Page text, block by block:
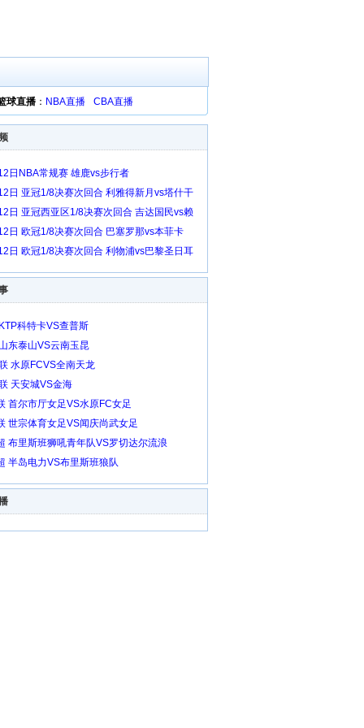
球直播 ： NBA直播 CBA直播
日NBA常规赛 雄鹿vs步行者
日 亚冠1/8决赛次回合 利雅得新月vs塔什干
日 亚冠西亚区1/8决赛次回合 吉达国民vs赖
日 欧冠1/8决赛次回合 巴塞罗那vs本菲卡
日 欧冠1/8决赛次回合 利物浦vs巴黎圣日耳
科特卡VS查普斯
东泰山VS云南玉昆
水原FCVS全南天龙
天安城VS金海
首尔市厅女足VS水原FC女足
世宗体育女足VS闻庆尚武女足
布里斯班狮吼青年队VS罗切达尔流浪
半岛电力VS布里斯班狼队